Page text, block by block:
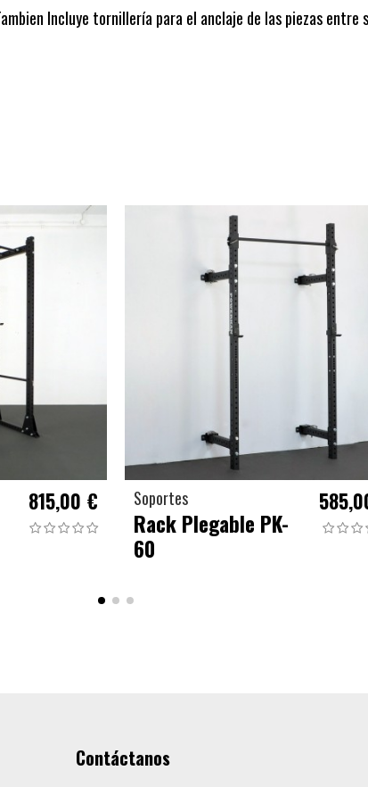
Incluye tornillería para el anclaje de las piezas entre
815,00 € Soportes
Rack Plegable PK-
60
Contáctanos